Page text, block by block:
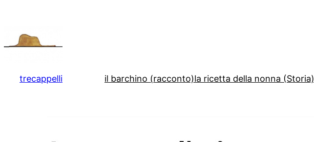
contenuto
trecappelli il barchino (racconto)la ricetta della nonna (Storia)